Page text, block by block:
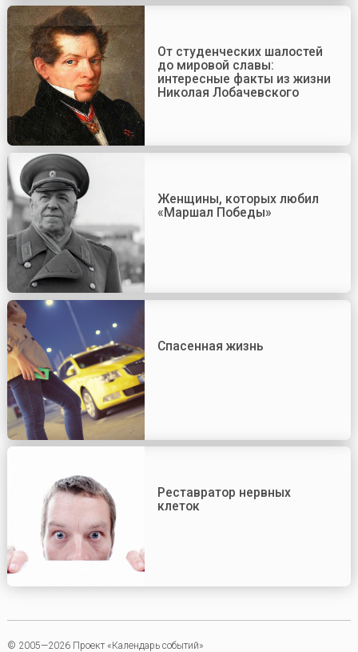
От студенческих шалостей
до мировой славы:
интересные факты из жизни
Николая Лобачевского
Женщины, которых любил
«Маршал Победы»
Спасенная жизнь
Реставратор нервных
клеток
© 2005—2026 Проект «Календарь событий»